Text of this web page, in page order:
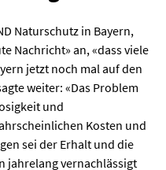
Naturschutz in Bayern,
Nachricht» an, «dass viele
jetzt noch mal auf den
weiter: «Das Problem
und
Kosten und
sei der Erhalt und die
jahrelang vernachlässigt